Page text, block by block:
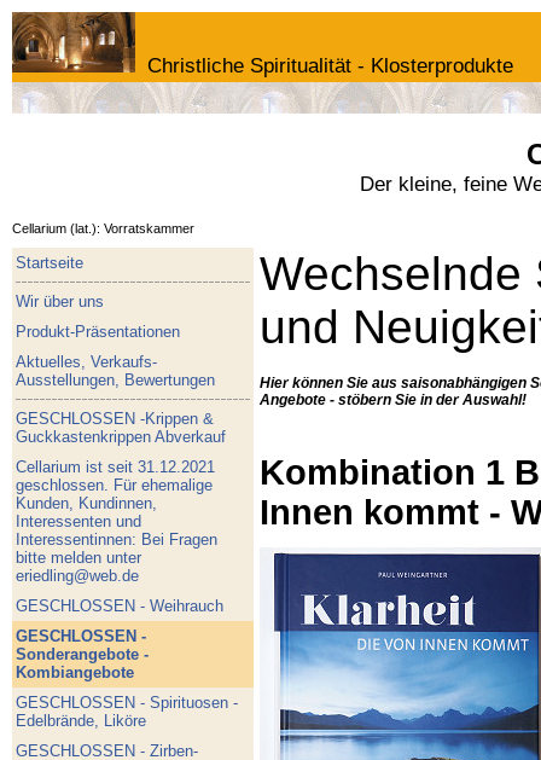
Christliche Spiritualität - Klosterprodukte
Der kleine, feine
Cellarium (lat.): Vorratskammer
Startseite
Wir über uns
Produkt-Präsentationen
Aktuelles, Verkaufs-
Ausstellungen, Bewertungen
GESCHLOSSEN -Krippen &
Guckkastenkrippen Abverkauf
Cellarium ist seit 31.12.2021
geschlossen. Für ehemalige
Kunden, Kundinnen,
Interessenten und
Interessentinnen: Bei Fragen
bitte melden unter
eriedling@web.de
GESCHLOSSEN - Weihrauch
GESCHLOSSEN -
Sonderangebote -
Kombiangebote
GESCHLOSSEN - Spirituosen -
Edelbrände, Liköre
GESCHLOSSEN - Zirben-
Wechselnde
und
Hier können Sie aus saisonabhängigen
Angebote - stöbern Sie in der Auswahl!
Kombination 1
Innen kommt -